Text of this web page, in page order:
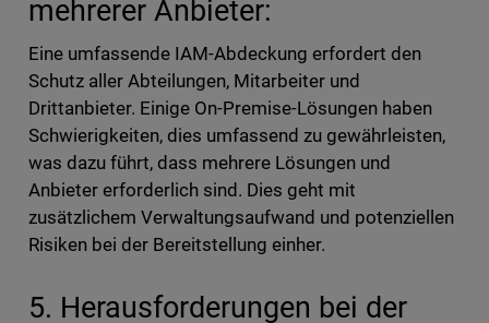
mehrerer Anbieter:
Eine umfassende IAM-Abdeckung erfordert den
Schutz aller Abteilungen, Mitarbeiter und
Drittanbieter. Einige On-Premise-Lösungen haben
Schwierigkeiten, dies umfassend zu gewährleisten,
was dazu führt, dass mehrere Lösungen und
Anbieter erforderlich sind. Dies geht mit
zusätzlichem Verwaltungsaufwand und potenziellen
Risiken bei der Bereitstellung einher.
5. Herausforderungen bei der